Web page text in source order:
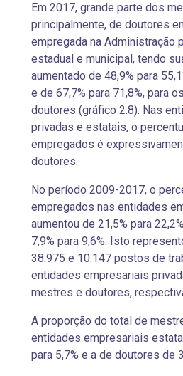
Em 2017, grande parte dos
principalmente, de doutores
empregada na Administração
estadual e municipal, tendo
aumentado de 48,9% para
e de 67,7% para 71,8%, para os
doutores (gráfico 2.8). Nas
privadas e estatais, o
empregados é
doutores.
No período 2009-2017, o
empregados nas entidades
aumentou de 21,5% para
7,9% para 9,6%. Isto
38.975 e 10.147 postos de
entidades empresariais
mestres e doutores,
A proporção do total de
entidades empresariais
para 5,7% e a de doutores de